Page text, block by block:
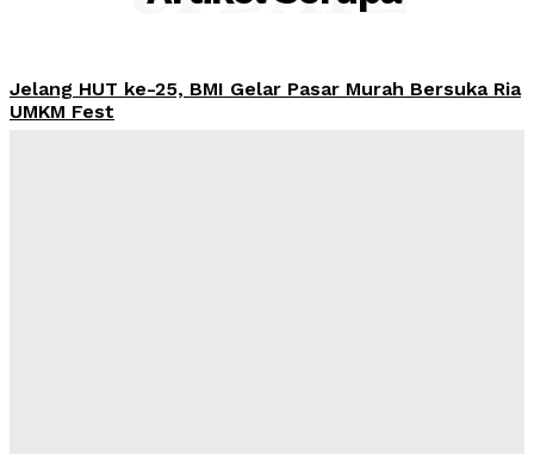
Jelang HUT ke-25, BMI Gelar Pasar Murah Bersuka Ria
UMKM Fest